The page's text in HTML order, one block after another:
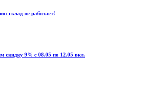
склад не работает!
9% с 08.05 по 12.05 вкл.